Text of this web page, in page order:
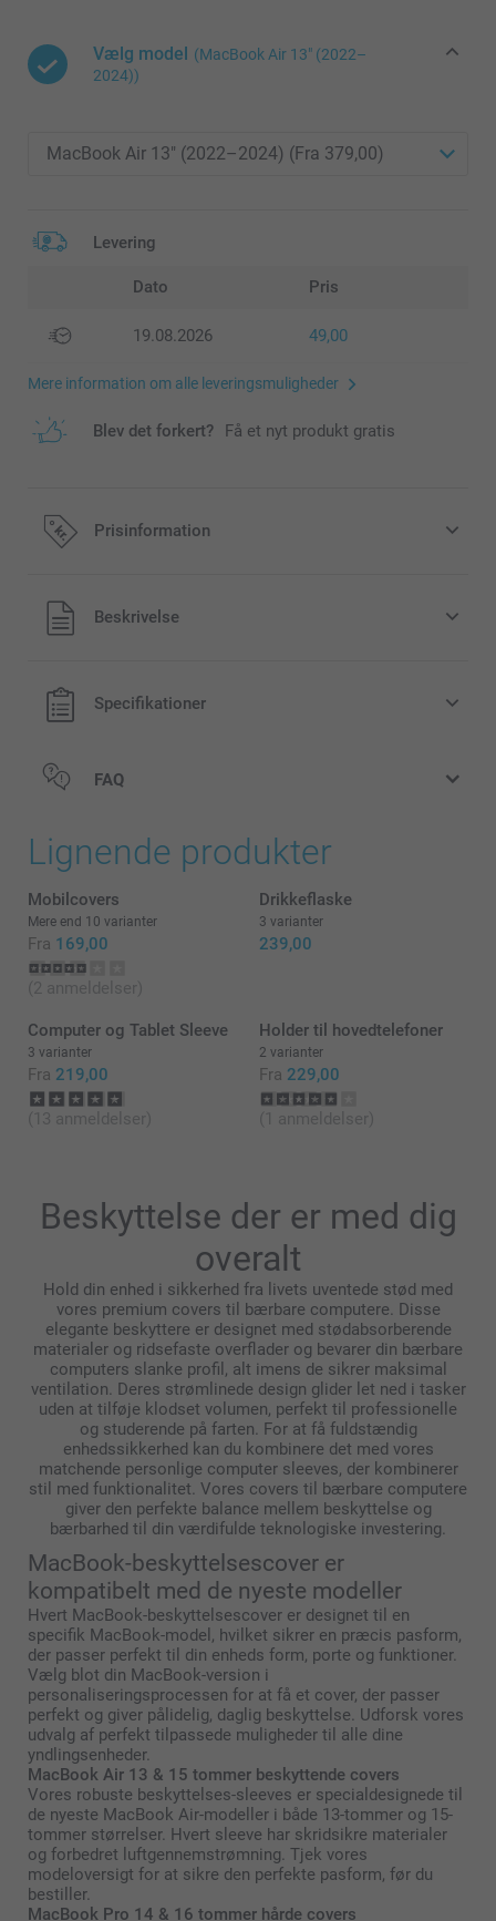
Vælg model (MacBook Air 13″ (2022–
2024))
Levering
Dato Pris
19.08.2026 49,00
Mere information om alle leveringsmuligheder
Blev det forkert? Få et nyt produkt gratis
Prisinformation
Alle priser inklusive moms og uden
forsendelsesomkostninger
Beskrivelse
Specifikationer
FAQ
Vend den om, så bunden vender opad.
Se efter lille tekst i nærheden af hængslet eller langs
Lignende produkter
Mobilcovers
Mere end 10 varianter
Fra 169,00
(2 anmeldelser)
Drikkeflaske
3 varianter
239,00
Computer og Tablet Sleeve
3 varianter
Fra 219,00
(13 anmeldelser)
Holder til hovedtelefoner
2 varianter
Fra 229,00
(1 anmeldelser)
Beskyttelse der er med dig
overalt
Hold din enhed i sikkerhed fra livets uventede stød med
vores premium covers til bærbare computere. Disse
elegante beskyttere er designet med stødabsorberende
materialer og ridsefaste overflader og bevarer din bærbare
computers slanke profil, alt imens de sikrer maksimal
ventilation. Deres strømlinede design glider let ned i tasker
uden at tilføje klodset volumen, perfekt til professionelle
og studerende på farten. For at få fuldstændig
enhedssikkerhed kan du kombinere det med vores
matchende personlige computer sleeves, der kombinerer
stil med funktionalitet. Vores covers til bærbare computere
giver den perfekte balance mellem beskyttelse og
bærbarhed til din værdifulde teknologiske investering.
MacBook-beskyttelsescover er
kompatibelt med de nyeste modeller
Hvert MacBook-beskyttelsescover er designet til en
specifik MacBook-model, hvilket sikrer en præcis pasform,
der passer perfekt til din enheds form, porte og funktioner.
Vælg blot din MacBook-version i
personaliseringsprocessen for at få et cover, der passer
perfekt og giver pålidelig, daglig beskyttelse. Udforsk vores
udvalg af perfekt tilpassede muligheder til alle dine
yndlingsenheder.
MacBook Air 13 & 15 tommer beskyttende covers
Vores robuste beskyttelses-sleeves er specialdesignede til
de nyeste MacBook Air-modeller i både 13-tommer og 15-
tommer størrelser. Hvert sleeve har skridsikre materialer
og forbedret luftgennemstrømning. Tjek vores
modeloversigt for at sikre den perfekte pasform, før du
bestiller.
MacBook Pro 14 & 16 tommer hårde covers